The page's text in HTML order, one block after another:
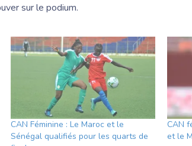
sur le podium.
CAN Féminine : Le Maroc et le
Sénégal qualifiés pour les quarts de
CAN
et le